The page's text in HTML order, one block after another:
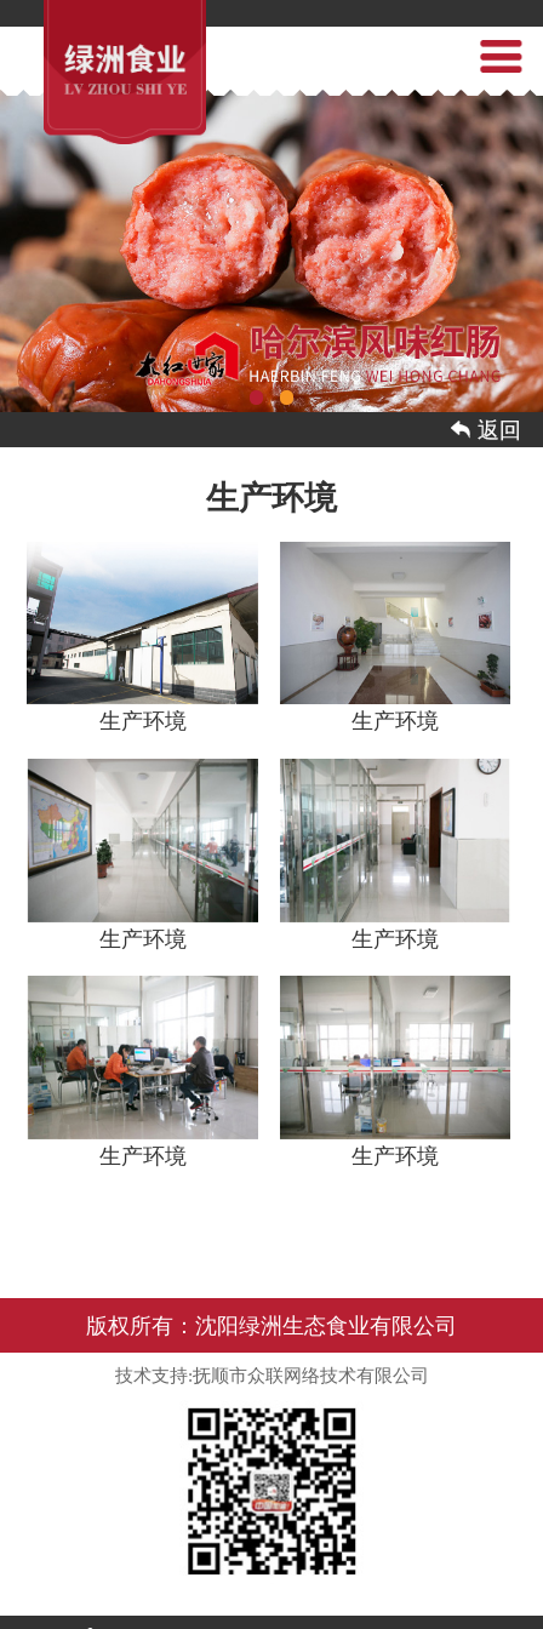
 返回
生产环境
生产环境 生产环境
生产环境 生产环境
生产环境 生产环境
版权所有：沈阳绿洲生态食业有限公司
技术支持:抚顺市众联网络技术有限公司